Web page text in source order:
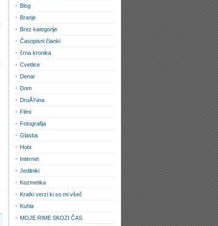
Blog
Branje
Brez kategorije
Časopisni članki
črna kronika
Cvetlice
Denar
Dom
DruÅ¾ina
Filmi
Fotografija
Glasba
Hobi
Internet
Jedilniki
Kozmetika
Kratki verzi ki so mi všeč
Kuhla
MOJE RIME SKOZI ČAS